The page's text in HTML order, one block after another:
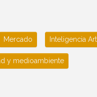
Mercado Inteligencia
y medioambiente